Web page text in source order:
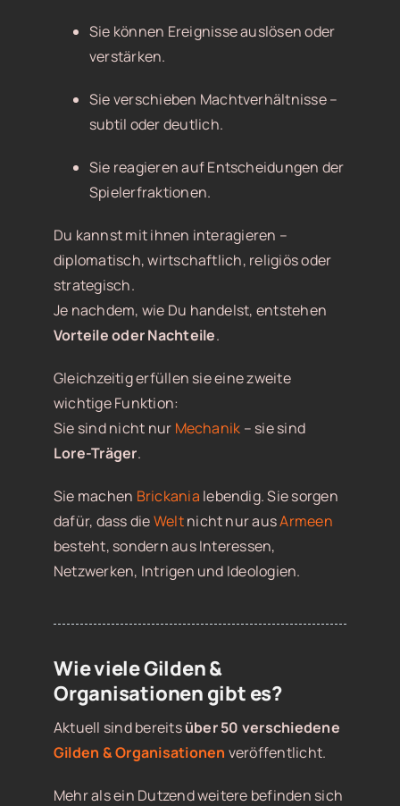
Sie können Ereignisse auslösen oder
verstärken.
Sie verschieben Machtverhältnisse –
subtil oder deutlich.
Sie reagieren auf Entscheidungen der
Spielerfraktionen.
Du kannst mit ihnen interagieren –
diplomatisch, wirtschaftlich, religiös oder
strategisch.
Je nachdem, wie Du handelst, entstehen
Vorteile oder Nachteile.
Gleichzeitig erfüllen sie eine zweite
wichtige Funktion:
Sie sind nicht nur Mechanik – sie sind
Lore-Träger.
Sie machen Brickania lebendig. Sie sorgen
dafür, dass dieWeltnicht nur ausArmeen
besteht, sondern aus Interessen,
Netzwerken, Intrigen und Ideologien.
Wie viele Gilden &
Organisationen gibt es?
Aktuell sind bereitsüber 50 verschiedene
Gilden & Organisationen veröffentlicht.
Mehr als ein Dutzend weitere befinden sich